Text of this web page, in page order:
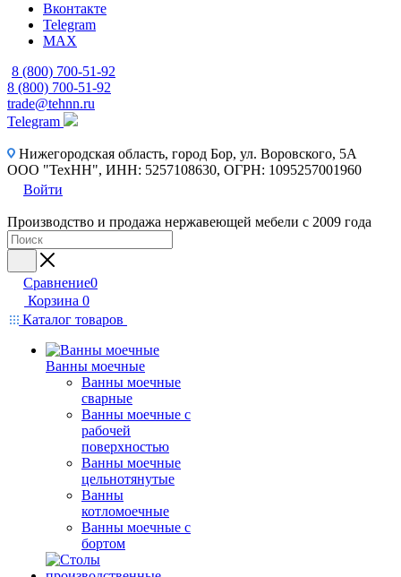
Вконтакте
Telegram
MAX
8 (800) 700-51-92
8 (800) 700-51-92
trade@tehnn.ru
Telegram
Нижегородская область, город Бор, ул. Воровского, 5А
ООО "ТехНН", ИНН: 5257108630, ОГРН: 1095257001960
Войти
Производство и продажа нержавеющей мебели с 2009 года
Сравнение0
Корзина 0
Каталог товаров
Ванны моечные
Ванны моечные
сварные
Ванны моечные с
рабочей
поверхностью
Ванны моечные
цельнотянутые
Ванны
котломоечные
Ванны моечные с
бортом